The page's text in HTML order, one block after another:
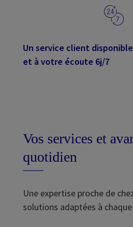
Un service client disponible
et à votre écoute 6j/7
Vos services et
quotidien
Une expertise proche de
solutions adaptées à